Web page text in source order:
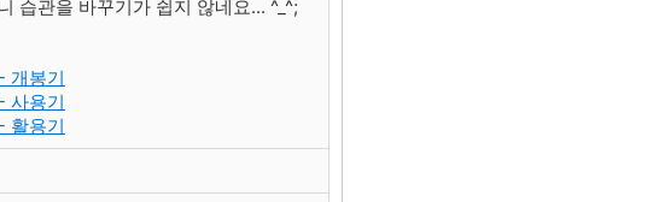
습관을 바꾸기가 쉽지 않네요... ^_^;
개봉기
사용기
활용기